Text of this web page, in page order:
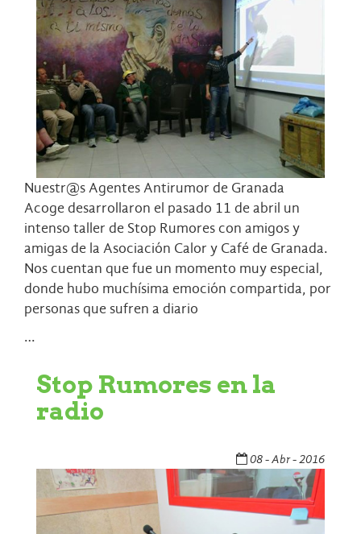
Nuestr@s Agentes Antirumor de Granada
Acoge desarrollaron el pasado 11 de abril un
intenso taller de Stop Rumores con amigos y
amigas de la Asociación Calor y Café de Granada.
Nos cuentan que fue un momento muy especial,
donde hubo muchísima emoción compartida, por
personas que sufren a diario
…
Stop Rumores en la
radio
08 - Abr - 2016